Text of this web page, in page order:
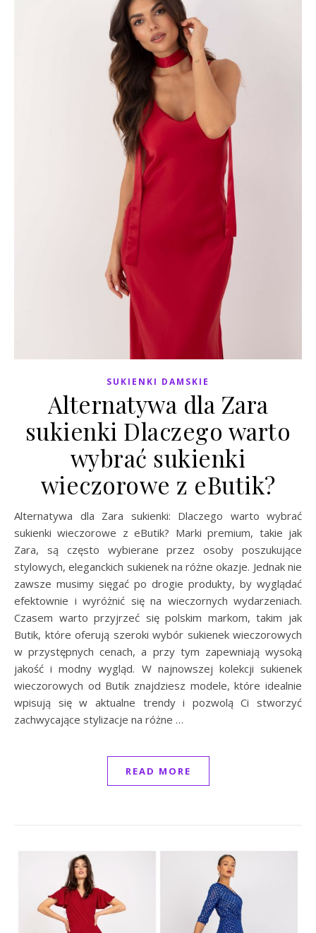
SUKIENKI DAMSKIE
Alternatywa dla Zara
sukienki Dlaczego warto
wybrać sukienki
wieczorowe z eButik?
Alternatywa dla Zara sukienki: Dlaczego warto wybrać
sukienki wieczorowe z eButik? Marki premium, takie jak
Zara, są często wybierane przez osoby poszukujące
stylowych, eleganckich sukienek na różne okazje. Jednak nie
zawsze musimy sięgać po drogie produkty, by wyglądać
efektownie i wyróżnić się na wieczornych wydarzeniach.
Czasem warto przyjrzeć się polskim markom, takim jak
Butik, które oferują szeroki wybór sukienek wieczorowych
w przystępnych cenach, a przy tym zapewniają wysoką
jakość i modny wygląd. W najnowszej kolekcji sukienek
wieczorowych od Butik znajdziesz modele, które idealnie
wpisują się w aktualne trendy i pozwolą Ci stworzyć
zachwycające stylizacje na różne …
READ MORE